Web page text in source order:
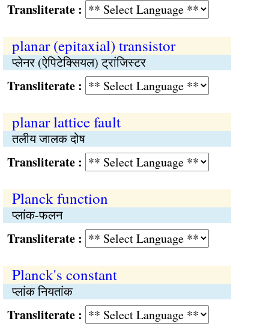
:
planar (epitaxial) transistor
प्लेनर (ऐपिटेक्सियल) ट्रांजिस्टर
:
planar lattice fault
तलीय जालक दोष
:
Planck function
प्लांक-फलन
:
Planck's constant
प्लांक नियतांक
: